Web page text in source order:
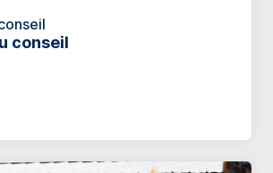
conseil